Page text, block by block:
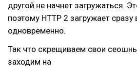
другой не начнет загружаться.
поэтому HTTP 2 загружает
одновременно.
Так что скрещиваем свои
заходим на